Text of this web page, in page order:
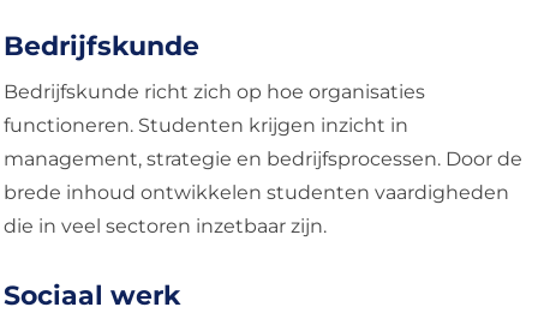
Bedrijfskunde
Bedrijfskunde richt zich op hoe organisaties
functioneren. Studenten krijgen inzicht in
management, strategie en bedrijfsprocessen. Door de
brede inhoud ontwikkelen studenten vaardigheden
die in veel sectoren inzetbaar zijn.
Sociaal werk